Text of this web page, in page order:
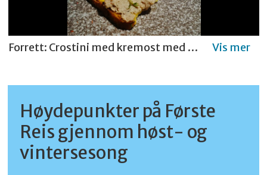
Forrett: Crostini med kremost med løyrom, gressløk og rødløk Crostini med paté, syltet sopp og syltet tranebær.
Høydepunkter på Første
Reis gjennom høst- og
vintersesong